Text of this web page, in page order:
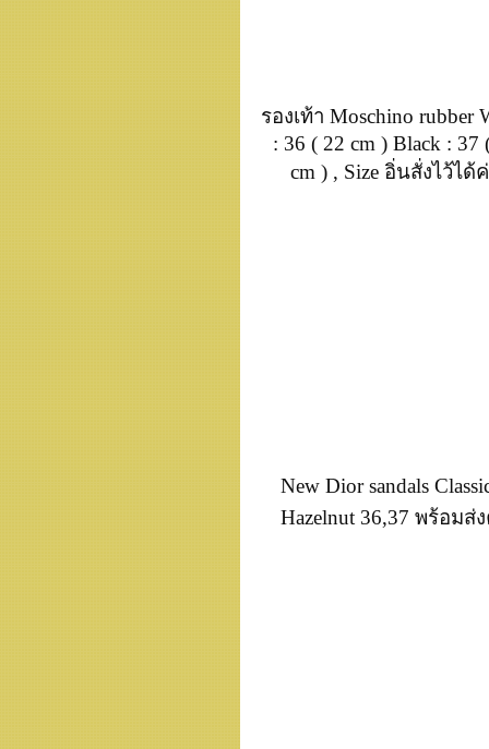
รองเท้า Moschino rubber
: 36 ( 22 cm ) Black : 37
cm ) , Size อิ่นสั่งไว้ได้
New Dior sandals
Hazelnut 36,37 พร้อมส่